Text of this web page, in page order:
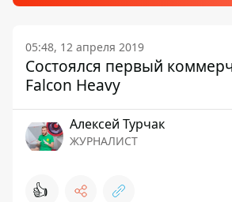
05:48, 12 апреля 2019
Состоялся первый
Falcon Heavy
Алексей Турчак
ЖУРНАЛИСТ
👍